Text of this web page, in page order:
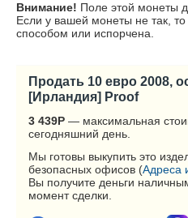
Внимание! Поле этой монеты
Если у вашей монеты не так,
способом или испорчена.
Продать 10 евро 2008,
[Ирландия] Proof
3 439Р — максимальная
сегодняшний день.
Мы готовы выкупить это
безопасных офисов (Адреса
Вы получите деньги
момент сделки.